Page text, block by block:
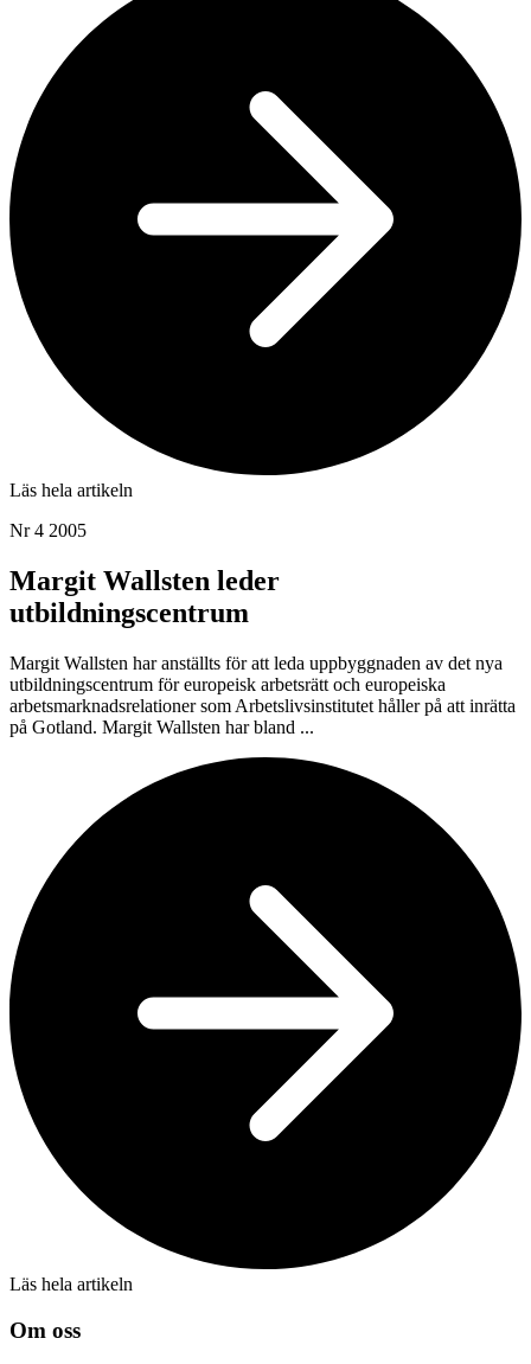
Läs hela artikeln
Nr 4 2005
Margit Wallsten leder
utbildningscentrum
Margit Wallsten har anställts för att leda uppbyggnaden av det nya
utbildningscentrum för europeisk arbetsrätt och europeiska
arbetsmarknadsrelationer som Arbetslivsinstitutet håller på att inrätta
på Gotland. Margit Wallsten har bland ...
Läs hela artikeln
Om oss